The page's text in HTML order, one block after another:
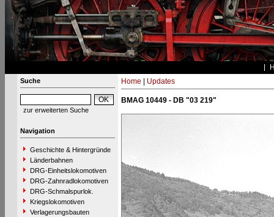
Suche
zur erweiterten Suche
Navigation
Geschichte & Hintergründe
Länderbahnen
DRG-Einheitslokomotiven
DRG-Zahnradlokomotiven
DRG-Schmalspurlok.
Kriegslokomotiven
Verlagerungsbauten
Home Updates
BMAG 10449 - DB "03 219"